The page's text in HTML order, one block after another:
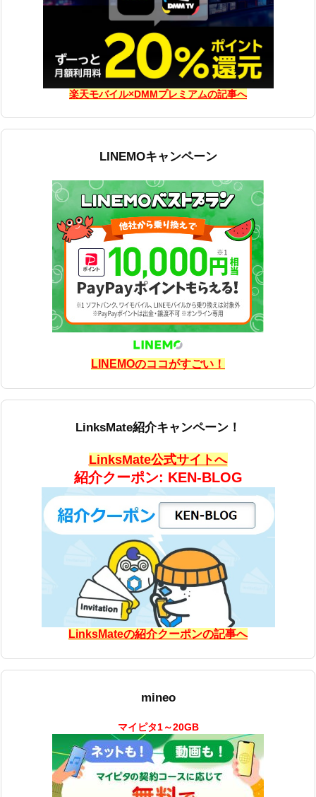
楽天モバイル×DMMプレミアムの記事へ
LINEMOキャンペーン
LINEMOのココがすごい！
LinksMate紹介キャンペーン！
LinksMate公式サイトへ
紹介クーポン: KEN-BLOG
LinksMateの紹介クーポンの記事へ
mineo
マイピタ1～20GB